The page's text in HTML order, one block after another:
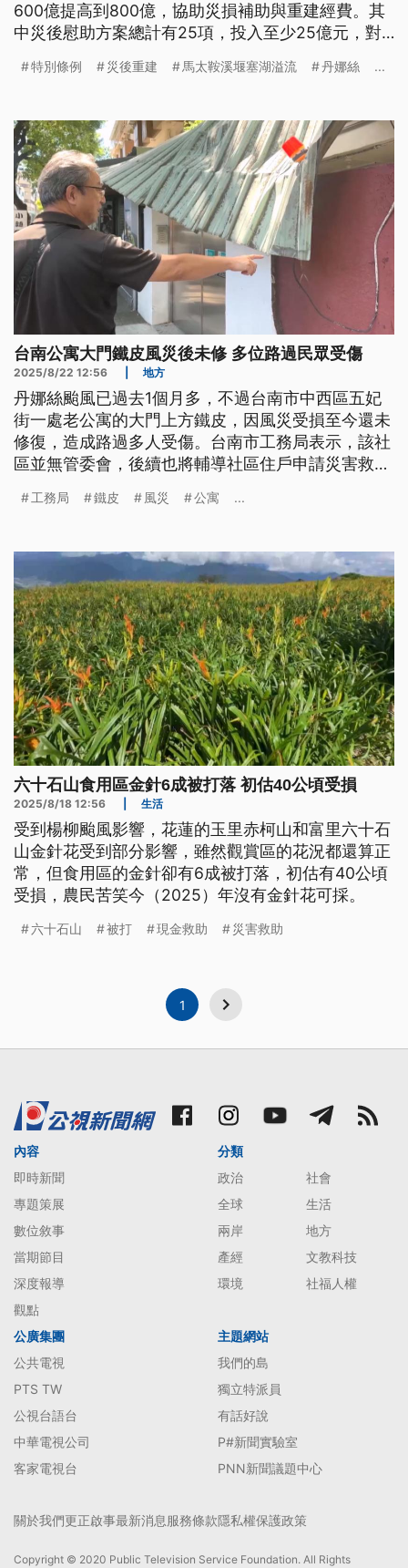
600億提高到800億，協助災損補助與重建經費。其
中災後慰助方案總計有25項，投入至少25億元，對
二前進災區，成立一站式服務平台，直接受理民眾申
特別條例 災後重建 馬太鞍溪堰塞湖溢流 丹娜絲 ...
台南公寓大門鐵皮風災後未修 多位路過民眾受傷
2025/8/22 12:56 地方
丹娜絲颱風已過去1個月多，不過台南市中西區五妃
街一處老公寓的大門上方鐵皮，因風災受損至今還未
修復，造成路過多人受傷。台南市工務局表示，該社
區並無管委會，後續也將輔導社區住戶申請災害救助
工務局 鐵皮 風災 公寓 ...
六十石山食用區金針6成被打落 初估40公頃受損
2025/8/18 12:56 生活
受到楊柳颱風影響，花蓮的玉里赤柯山和富里六十石
山金針花受到部分影響，雖然觀賞區的花況都還算正
常，但食用區的金針卻有6成被打落，初估有40公頃
受損，農民苦笑今（2025）年沒有金針花可採。
六十石山 被打 現金救助 災害救助
1
內容
即時新聞
專題策展
數位敘事
當期節目
深度報導
觀點
分類
政治
社會
全球
生活
兩岸
地方
產經
文教科技
環境
社福人權
公廣集團
公共電視
PTS TW
公視台語台
中華電視公司
客家電視台
主題網站
我們的島
獨立特派員
有話好說
P#新聞實驗室
PNN新聞議題中心
關於我們更正啟事最新消息服務條款隱私權保護政策
Copyright © 2020 Public Television Service Foundation. All Rights